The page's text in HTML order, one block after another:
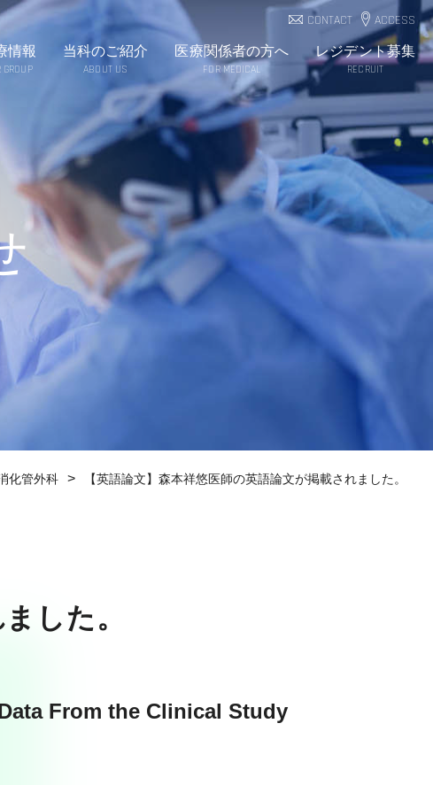
CONTACT ACCESS
情報
GROUP
当科のご紹介
ABOUT US
医療関係者の方へ
FOR MEDICAL
レジデント募集
RECRUIT
化管外科 > 【英語論文】森本祥悠医師の英語論文が掲載されました。
した。
From the Clinical Study